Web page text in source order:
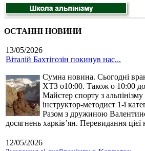
ОСТАННІ НОВИНИ
13/05/2026
Віталій Бахтігозін покинув нас...
Сумна новина. Сьогодні
ХТЗ о10:00. Також о 10:00 до
Майстер спорту з
інструктор-методист 1-ї
Разом з дружиною
досягнень харків’ян. Перевидання
12/05/2026